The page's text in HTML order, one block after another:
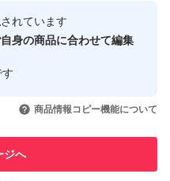
・安全なユーザーです
引を完了させた実績があります
の取引実績があります
されています
身の商品に合わせて編集
す
商品情報コピー機能について
ジへ